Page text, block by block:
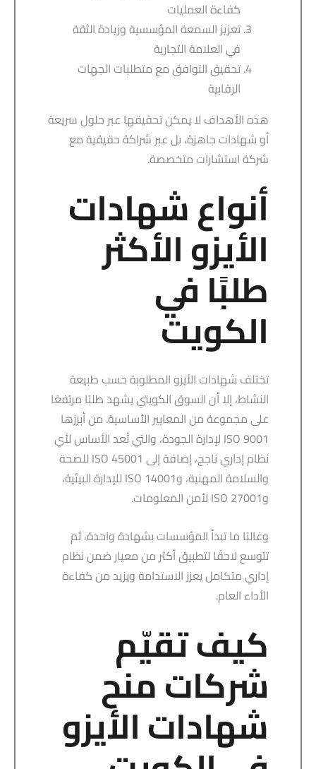
كفاءة العمليات
تعزيز السمعة المؤسسية وزيادة الثقة
في العلامة التجارية
تحقيق التوافق مع متطلبات الجهات
الرقابية
هذه الأهداف لا يمكن تحقيقها عبر حلول سريعة
أو شهادات جاهزة، بل عبر شراكة حقيقية مع
شركة استشارات متخصصة.
أنواع شهادات
الأيزو الأكثر
طلبًا في
الكويت
تختلف شهادات الأيزو المطلوبة حسب طبيعة
النشاط، إلا أن السوق الكويتي يشهد طلبًا مرتفعًا
على مجموعة من المعايير الأساسية. من أبرزها
ISO 9001 لإدارة الجودة، والتي تُعد الأساس لأي
نظام إداري ناجح، إضافة إلى ISO 45001 للصحة
والسلامة المهنية، وISO 14001 للإدارة البيئية،
وISO 27001 لأمن المعلومات.
وغالبًا ما تبدأ المؤسسات بشهادة واحدة، ثم
تتوسع لاحقًا لتطبيق أكثر من معيار ضمن نظام
إداري متكامل يعزز الاستدامة ويزيد من كفاءة
الأداء العام.
كيف تقيّم
شركات منح
شهادات الأيزو